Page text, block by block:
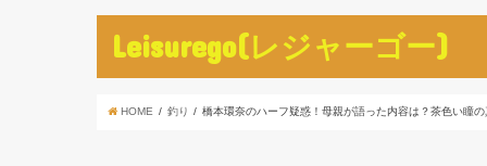
Leisurego(レジャーゴー)
HOME 釣り 橋本環奈のハーフ疑惑！母親が語った内容は？茶色い瞳の